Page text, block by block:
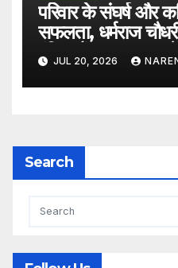
परिवार के संघर्ष और
सफलता, धर्मराज
इंडिया रैंक 6400,
डॉक्टर
JUL 20, 2026
Search